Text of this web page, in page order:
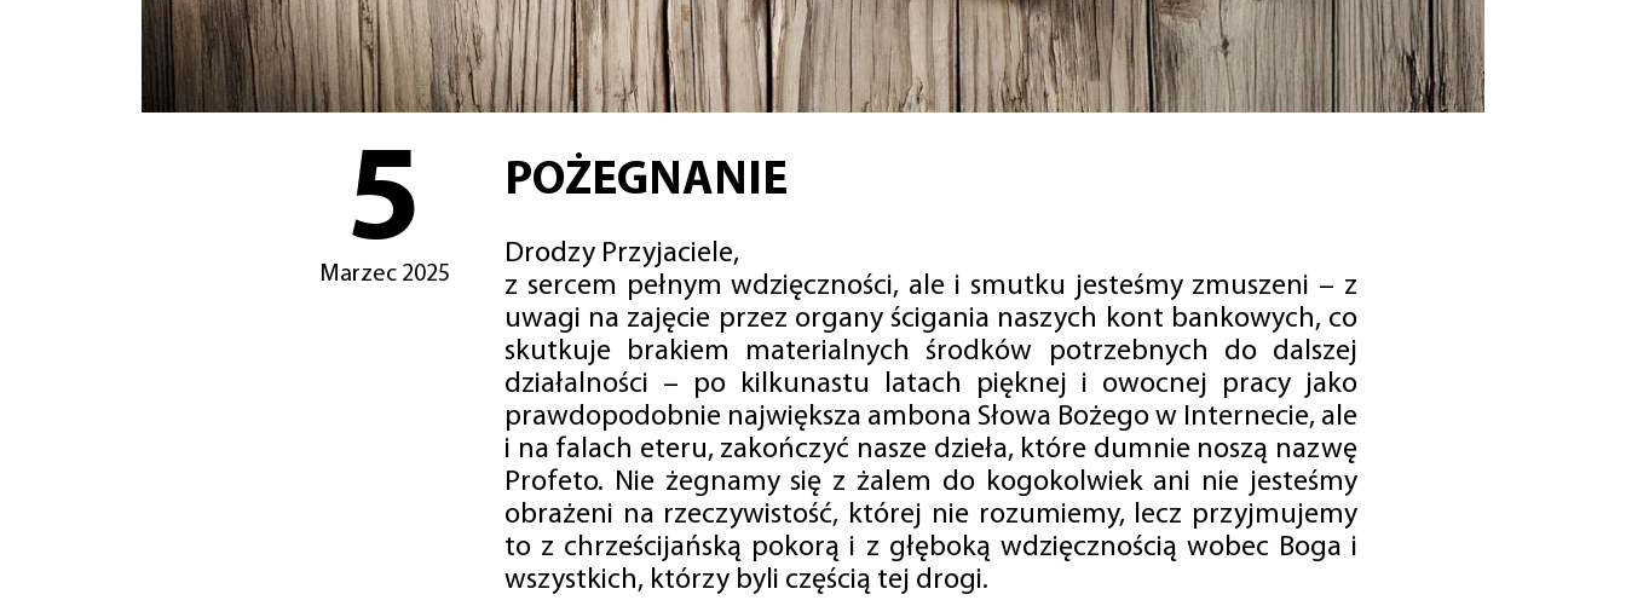
5
Marzec 2025
POŻEGNANIE
Drodzy Przyjaciele,
z sercem pełnym wdzięczności, ale i smutku jesteśmy zmuszeni – z
uwagi na zajęcie przez organy ścigania naszych kont bankowych, co
skutkuje brakiem materialnych środków potrzebnych do dalszej
działalności – po kilkunastu latach pięknej i owocnej pracy jako
prawdopodobnie największa ambona Słowa Bożego w Internecie, ale
i na falach eteru, zakończyć nasze dzieła, które dumnie noszą nazwę
Profeto. Nie żegnamy się z żalem do kogokolwiek ani nie jesteśmy
obrażeni na rzeczywistość, której nie rozumiemy, lecz przyjmujemy
to z chrześcijańską pokorą i z głęboką wdzięcznością wobec Boga i
wszystkich, którzy byli częścią tej drogi.